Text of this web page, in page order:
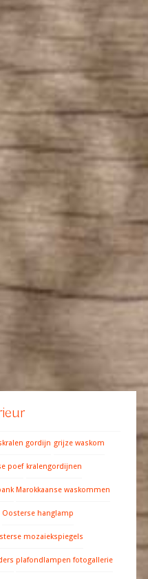
gordijn grijze waskom
poef kralengordijnen
Marokkaanse waskommen
Oosterse hanglamp
mozaiekspiegels
plafondlampen fotogallerie